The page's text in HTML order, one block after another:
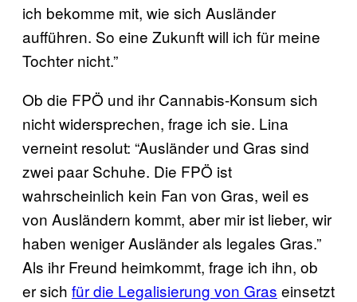
ich bekomme mit, wie sich Ausländer
aufführen. So eine Zukunft will ich für meine
Tochter nicht.”
Ob die FPÖ und ihr Cannabis-Konsum sich
nicht widersprechen, frage ich sie. Lina
verneint resolut: “Ausländer und Gras sind
zwei paar Schuhe. Die FPÖ ist
wahrscheinlich kein Fan von Gras, weil es
von Ausländern kommt, aber mir ist lieber, wir
haben weniger Ausländer als legales Gras.”
Als ihr Freund heimkommt, frage ich ihn, ob
er sich für die Legalisierung von Gras einsetzt